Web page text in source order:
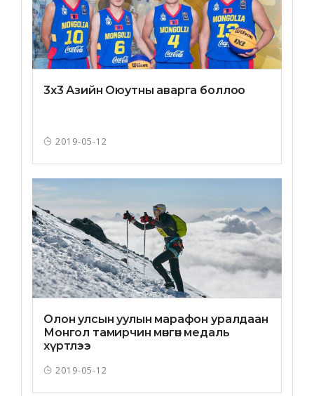
3х3 Азийн Оюутны аварга боллоо
2019-05-12
Олон улсын уулын марафон уралдаан
Монгол тамирчин мөнгөн медаль
хүртлээ
2019-05-12